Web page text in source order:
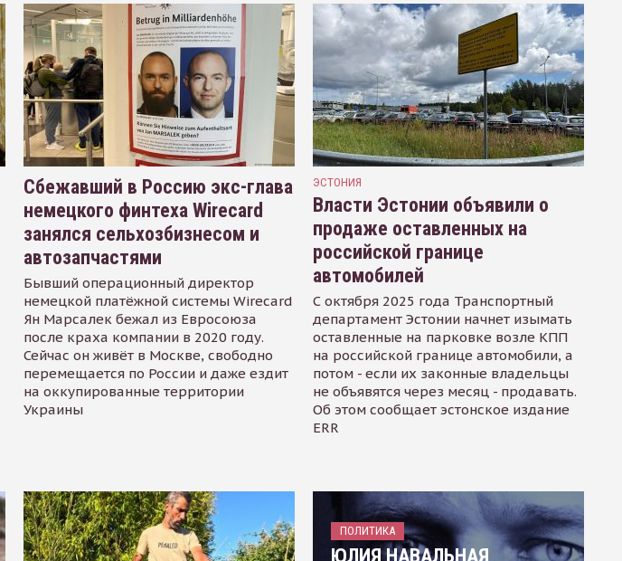
Сбежавший в Россию экс-глава
немецкого финтеха Wirecard
занялся сельхозбизнесом и
автозапчастями
Бывший операционный директор
немецкой платёжной системы Wirecard
Ян Марсалек бежал из Евросоюза
после краха компании в 2020 году.
Сейчас он живёт в Москве, свободно
перемещается по России и даже ездит
на оккупированные территории
Украины
ЭСТОНИЯ
Власти Эстонии объявили о
продаже оставленных на
российской границе
автомобилей
С октября 2025 года Транспортный
департамент Эстонии начнет изымать
оставленные на парковке возле КПП
на российской границе автомобили, а
потом - если их законные владельцы
не объявятся через месяц - продавать.
Об этом сообщает эстонское издание
ERR
ПОЛИТИКА
ЮЛИЯ НАВАЛЬНАЯ